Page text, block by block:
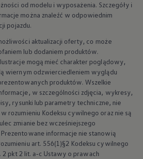
od modelu i wyposażenia. Szczegóły i
można znaleźć w odpowiednim
pojazdu.
aktualizacji oferty, co może
lub dodaniem produktów.
mogą mieć charakter poglądowy,
wiernym odzwierciedleniem wyglądu
produktów. Wszelkie
w szczególności zdjęcia, wykresy,
rysunki lub parametry techniczne, nie
rozumieniu Kodeksu cywilnego oraz nie są
zmianie bez wcześniejszego
informacje nie stanowią
art. 556(1)§2 Kodeksu cywilnego
2 pkt 2 lit. a-c Ustawy o prawach